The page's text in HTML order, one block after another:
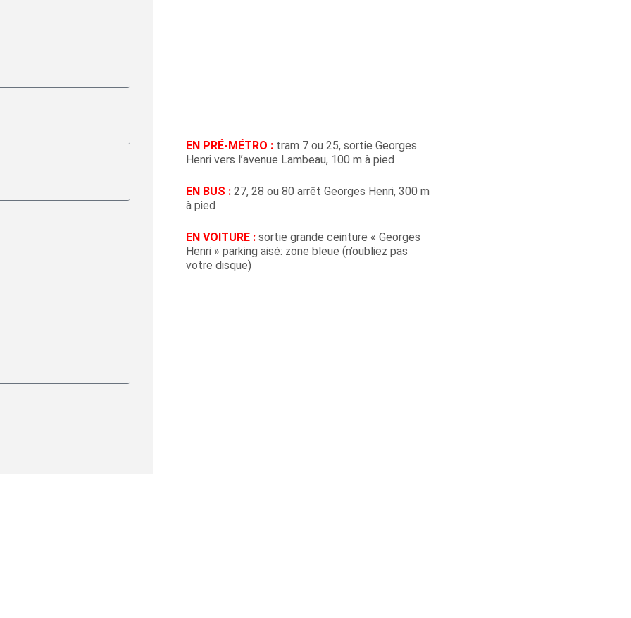
EN PRÉ-MÉTRO :tram 7 ou 25, sortie Georges
Henri vers l’avenue Lambeau, 100 m à pied
EN BUS :27, 28 ou 80 arrêt Georges Henri, 300 m
à pied
EN VOITURE : sortie grande ceinture « Georges
Henri » parking aisé: zone bleue (n’oubliez pas
votre disque)